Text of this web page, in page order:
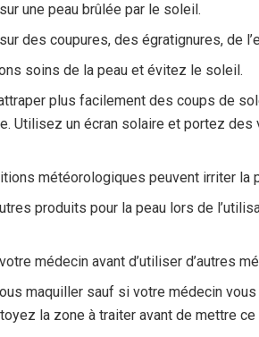
une peau brûlée par le soleil.
des coupures, des égratignures, de
soins de la peau et évitez le soleil.
plus facilement des coups de
Utilisez un écran solaire et portez
météorologiques peuvent irriter la
produits pour la peau lors de
médecin avant d’utiliser d’autres
maquiller sauf si votre médecin
la zone à traiter avant de mettre ce